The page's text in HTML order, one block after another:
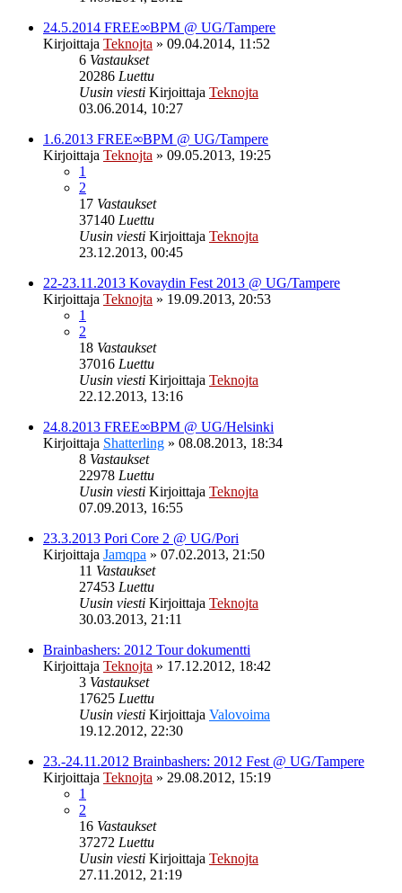
24.5.2014 FREE∞BPM @ UG/Tampere
Kirjoittaja Teknojta » 09.04.2014, 11:52
6 Vastaukset
20286 Luettu
Uusin viesti Kirjoittaja Teknojta
03.06.2014, 10:27
1.6.2013 FREE∞BPM @ UG/Tampere
Kirjoittaja Teknojta » 09.05.2013, 19:25
1
2
17 Vastaukset
37140 Luettu
Uusin viesti Kirjoittaja Teknojta
23.12.2013, 00:45
22-23.11.2013 Kovaydin Fest 2013 @ UG/Tampere
Kirjoittaja Teknojta » 19.09.2013, 20:53
1
2
18 Vastaukset
37016 Luettu
Uusin viesti Kirjoittaja Teknojta
22.12.2013, 13:16
24.8.2013 FREE∞BPM @ UG/Helsinki
Kirjoittaja Shatterling » 08.08.2013, 18:34
8 Vastaukset
22978 Luettu
Uusin viesti Kirjoittaja Teknojta
07.09.2013, 16:55
23.3.2013 Pori Core 2 @ UG/Pori
Kirjoittaja Jamqpa » 07.02.2013, 21:50
11 Vastaukset
27453 Luettu
Uusin viesti Kirjoittaja Teknojta
30.03.2013, 21:11
Brainbashers: 2012 Tour dokumentti
Kirjoittaja Teknojta » 17.12.2012, 18:42
3 Vastaukset
17625 Luettu
Uusin viesti Kirjoittaja Valovoima
19.12.2012, 22:30
23.-24.11.2012 Brainbashers: 2012 Fest @ UG/Tampere
Kirjoittaja Teknojta » 29.08.2012, 15:19
1
2
16 Vastaukset
37272 Luettu
Uusin viesti Kirjoittaja Teknojta
27.11.2012, 21:19